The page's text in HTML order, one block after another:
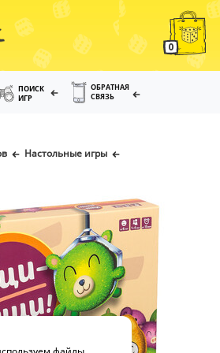
0
ПОИСК
ИГР
ОБРАТНАЯ
СВЯЗЬ
Настольные игры